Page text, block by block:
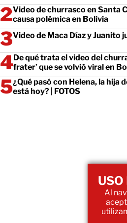
Video de churrasco en Santa
causa polémica en Bolivia
Video de Maca Díaz y Juanito
De qué trata el video del
frater’ que se volvió viral en
¿Qué pasó con Helena, la hija
está hoy? | FOTOS
USO
Al